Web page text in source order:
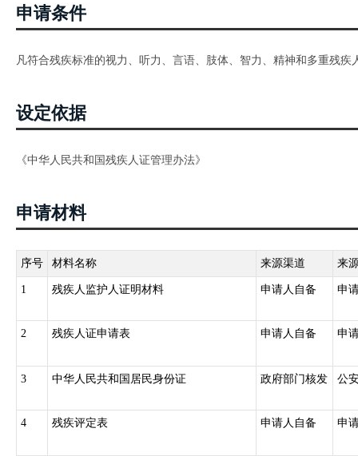
申请条件
凡符合残疾标准的视力、听力、言语、肢体、智力、精神和多重残疾
设定依据
《中华人民共和国残疾人证管理办法》
申请材料
序号 材料名称 来源渠道 来
1 残疾人监护人证明材料 申请人自备 申
2 残疾人证申请表 申请人自备 申
3 中华人民共和国居民身份证 政府部门核发 公
4 残疾评定表 申请人自备 申